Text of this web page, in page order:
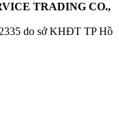
TRADING CO.,
do sở KHĐT TP Hồ